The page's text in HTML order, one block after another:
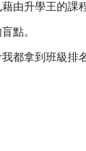
由升學王的課
點。
拿到班級排